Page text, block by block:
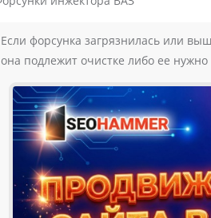
Если форсунка загрязнилась или
она подлежит очистке либо ее